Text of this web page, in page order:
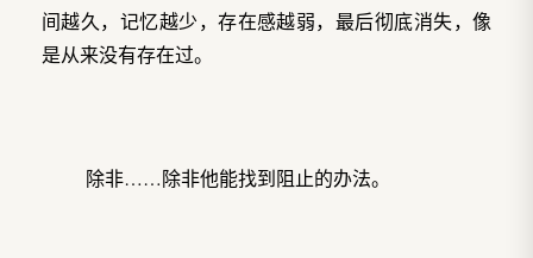
间越久，记忆越少，存在感越弱，最后彻底消失，像
是从来没有存在过。
除非……除非他能找到阻止的办法。